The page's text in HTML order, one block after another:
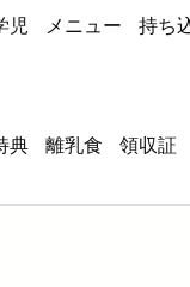
児 メニュー 持ち
典 離乳食 領収証